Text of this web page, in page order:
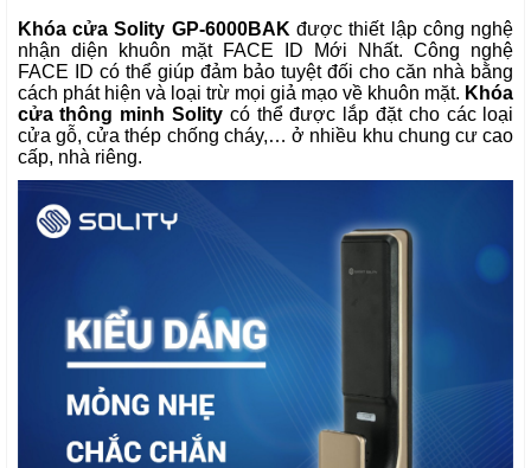
Khóa cửa Solity GP-6000BAK được thiết lập công nghệ
nhận diện khuôn mặt FACE ID Mới Nhất. Công nghệ
FACE ID có thể giúp đảm bảo tuyệt đối cho căn nhà bằng
cách phát hiện và loại trừ mọi giả mạo về khuôn mặt. Khóa
cửa thông minh Solity có thể được lắp đặt cho các loại
cửa gỗ, cửa thép chống cháy,… ở nhiều khu chung cư cao
cấp, nhà riêng.